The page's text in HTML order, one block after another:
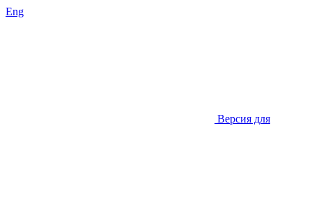
Eng
Версия для